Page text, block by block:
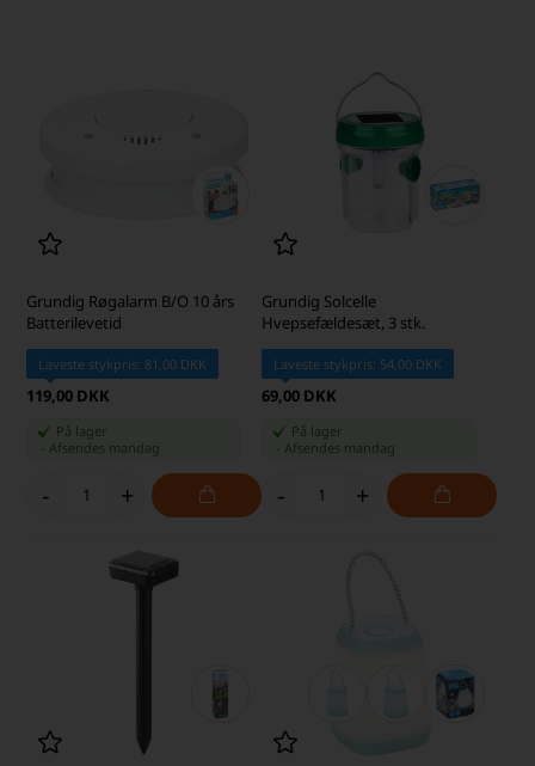
Grundig Røgalarm B/O 10 års
Batterilevetid
Laveste stykpris: 81,00 DKK
119,00 DKK
På lager
Afsendes mandag
- +
Grundig Solcelle
Hvepsefældesæt, 3 stk.
Laveste stykpris: 54,00 DKK
69,00 DKK
På lager
Afsendes mandag
- +